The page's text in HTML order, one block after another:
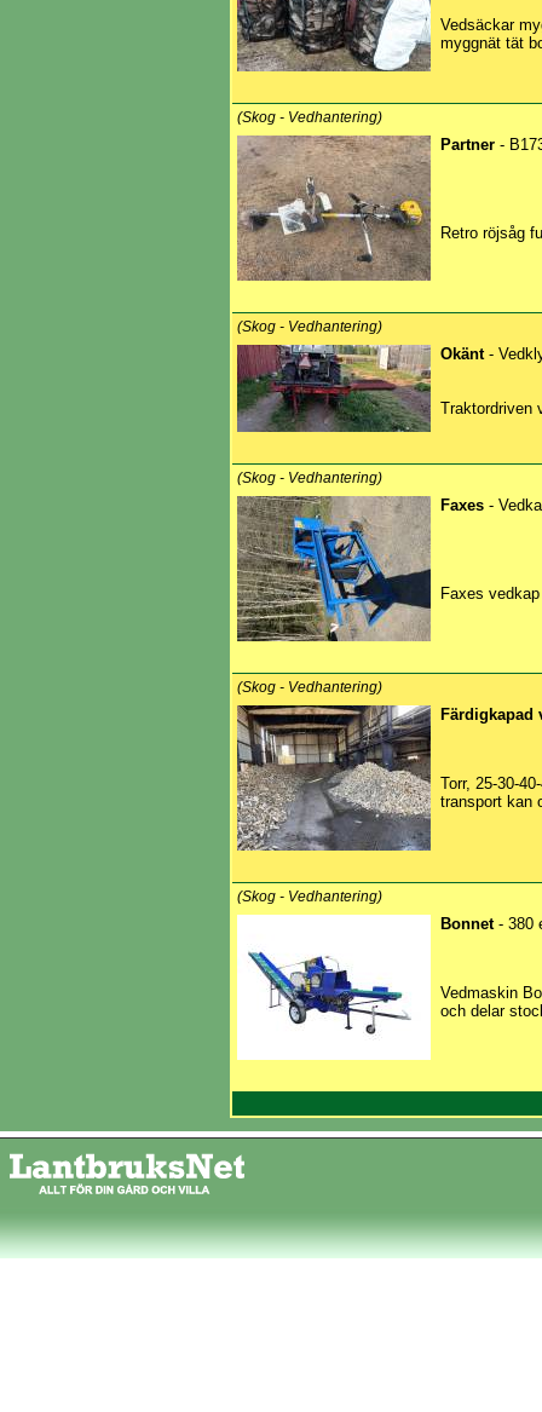
Vedsäckar
myggnät tät
(Skog - Vedhantering)
Partner -
Retro röjsåg
(Skog - Vedhantering)
Okänt-
Traktordriven
(Skog - Vedhantering)
Faxes -
Faxes
(Skog - Vedhantering)
Färdigkapad
Torr, 25-30-
transport kan
(Skog - Vedhantering)
Bonnet - 380
Vedmaskin
och delar